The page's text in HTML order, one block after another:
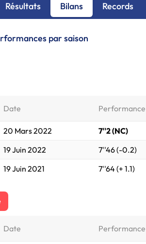
Résultats Bilans Records
par saison
Date Performance
20 Mars 2022 7''2 (NC)
19 Juin 2022 7''46 (-0.2)
19 Juin 2021 7''64 (+ 1.1)
Date Performance